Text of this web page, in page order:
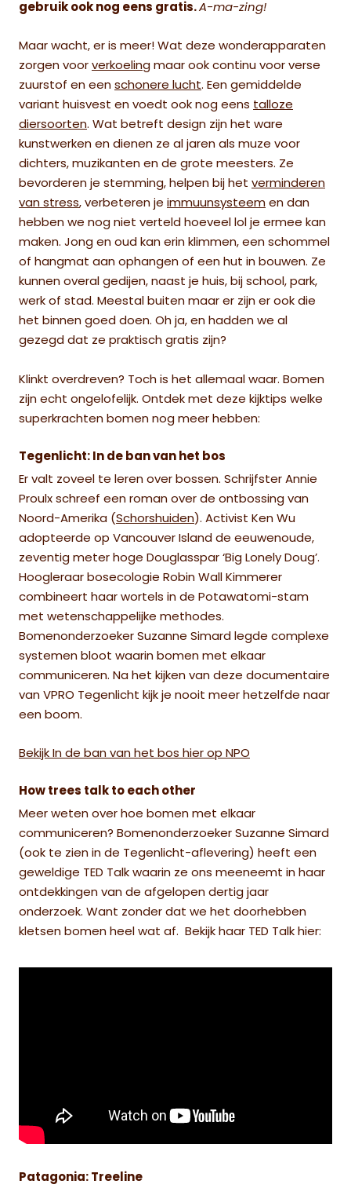
gebruik ook nog eens gratis. A-ma-zing!
Maar wacht, er is meer! Wat deze wonderapparaten
zorgen voor verkoeling maar ook continu voor verse
zuurstof en een schonere lucht. Een gemiddelde
variant huisvest en voedt ook nog eens talloze
diersoorten. Wat betreft design zijn het ware
kunstwerken en dienen ze al jaren als muze voor
dichters, muzikanten en de grote meesters. Ze
bevorderen je stemming, helpen bij het verminderen
van stress, verbeteren je immuunsysteem en dan
hebben we nog niet verteld hoeveel lol je ermee kan
maken. Jong en oud kan erin klimmen, een schommel
of hangmat aan ophangen of een hut in bouwen. Ze
kunnen overal gedijen, naast je huis, bij school, park,
werk of stad. Meestal buiten maar er zijn er ook die
het binnen goed doen. Oh ja, en hadden we al
gezegd dat ze praktisch gratis zijn?
Klinkt overdreven? Toch is het allemaal waar. Bomen
zijn echt ongelofelijk. Ontdek met deze kijktips welke
superkrachten bomen nog meer hebben:
Tegenlicht: In de ban van het bos
Er valt zoveel te leren over bossen. Schrijfster Annie
Proulx schreef een roman over de ontbossing van
Noord-Amerika ( Schorshuiden). Activist Ken Wu
adopteerde op Vancouver Island de eeuwenoude,
zeventig meter hoge Douglasspar ‘Big Lonely Doug’.
Hoogleraar bosecologie Robin Wall Kimmerer
combineert haar wortels in de Potawatomi-stam
met wetenschappelijke methodes.
Bomenonderzoeker Suzanne Simard legde complexe
systemen bloot waarin bomen met elkaar
communiceren. Na het kijken van deze documentaire
van VPRO Tegenlicht kijk je nooit meer hetzelfde naar
een boom.
Bekijk In de ban van het bos hier op NPO
How trees talk to each other
Meer weten over hoe bomen met elkaar
communiceren? Bomenonderzoeker Suzanne Simard
(ook te zien in de Tegenlicht-aflevering) heeft een
geweldige TED Talk waarin ze ons meeneemt in haar
ontdekkingen van de afgelopen dertig jaar
onderzoek. Want zonder dat we het doorhebben
kletsen bomen heel wat af. Bekijk haar TED Talk hier:
Patagonia: Treeline